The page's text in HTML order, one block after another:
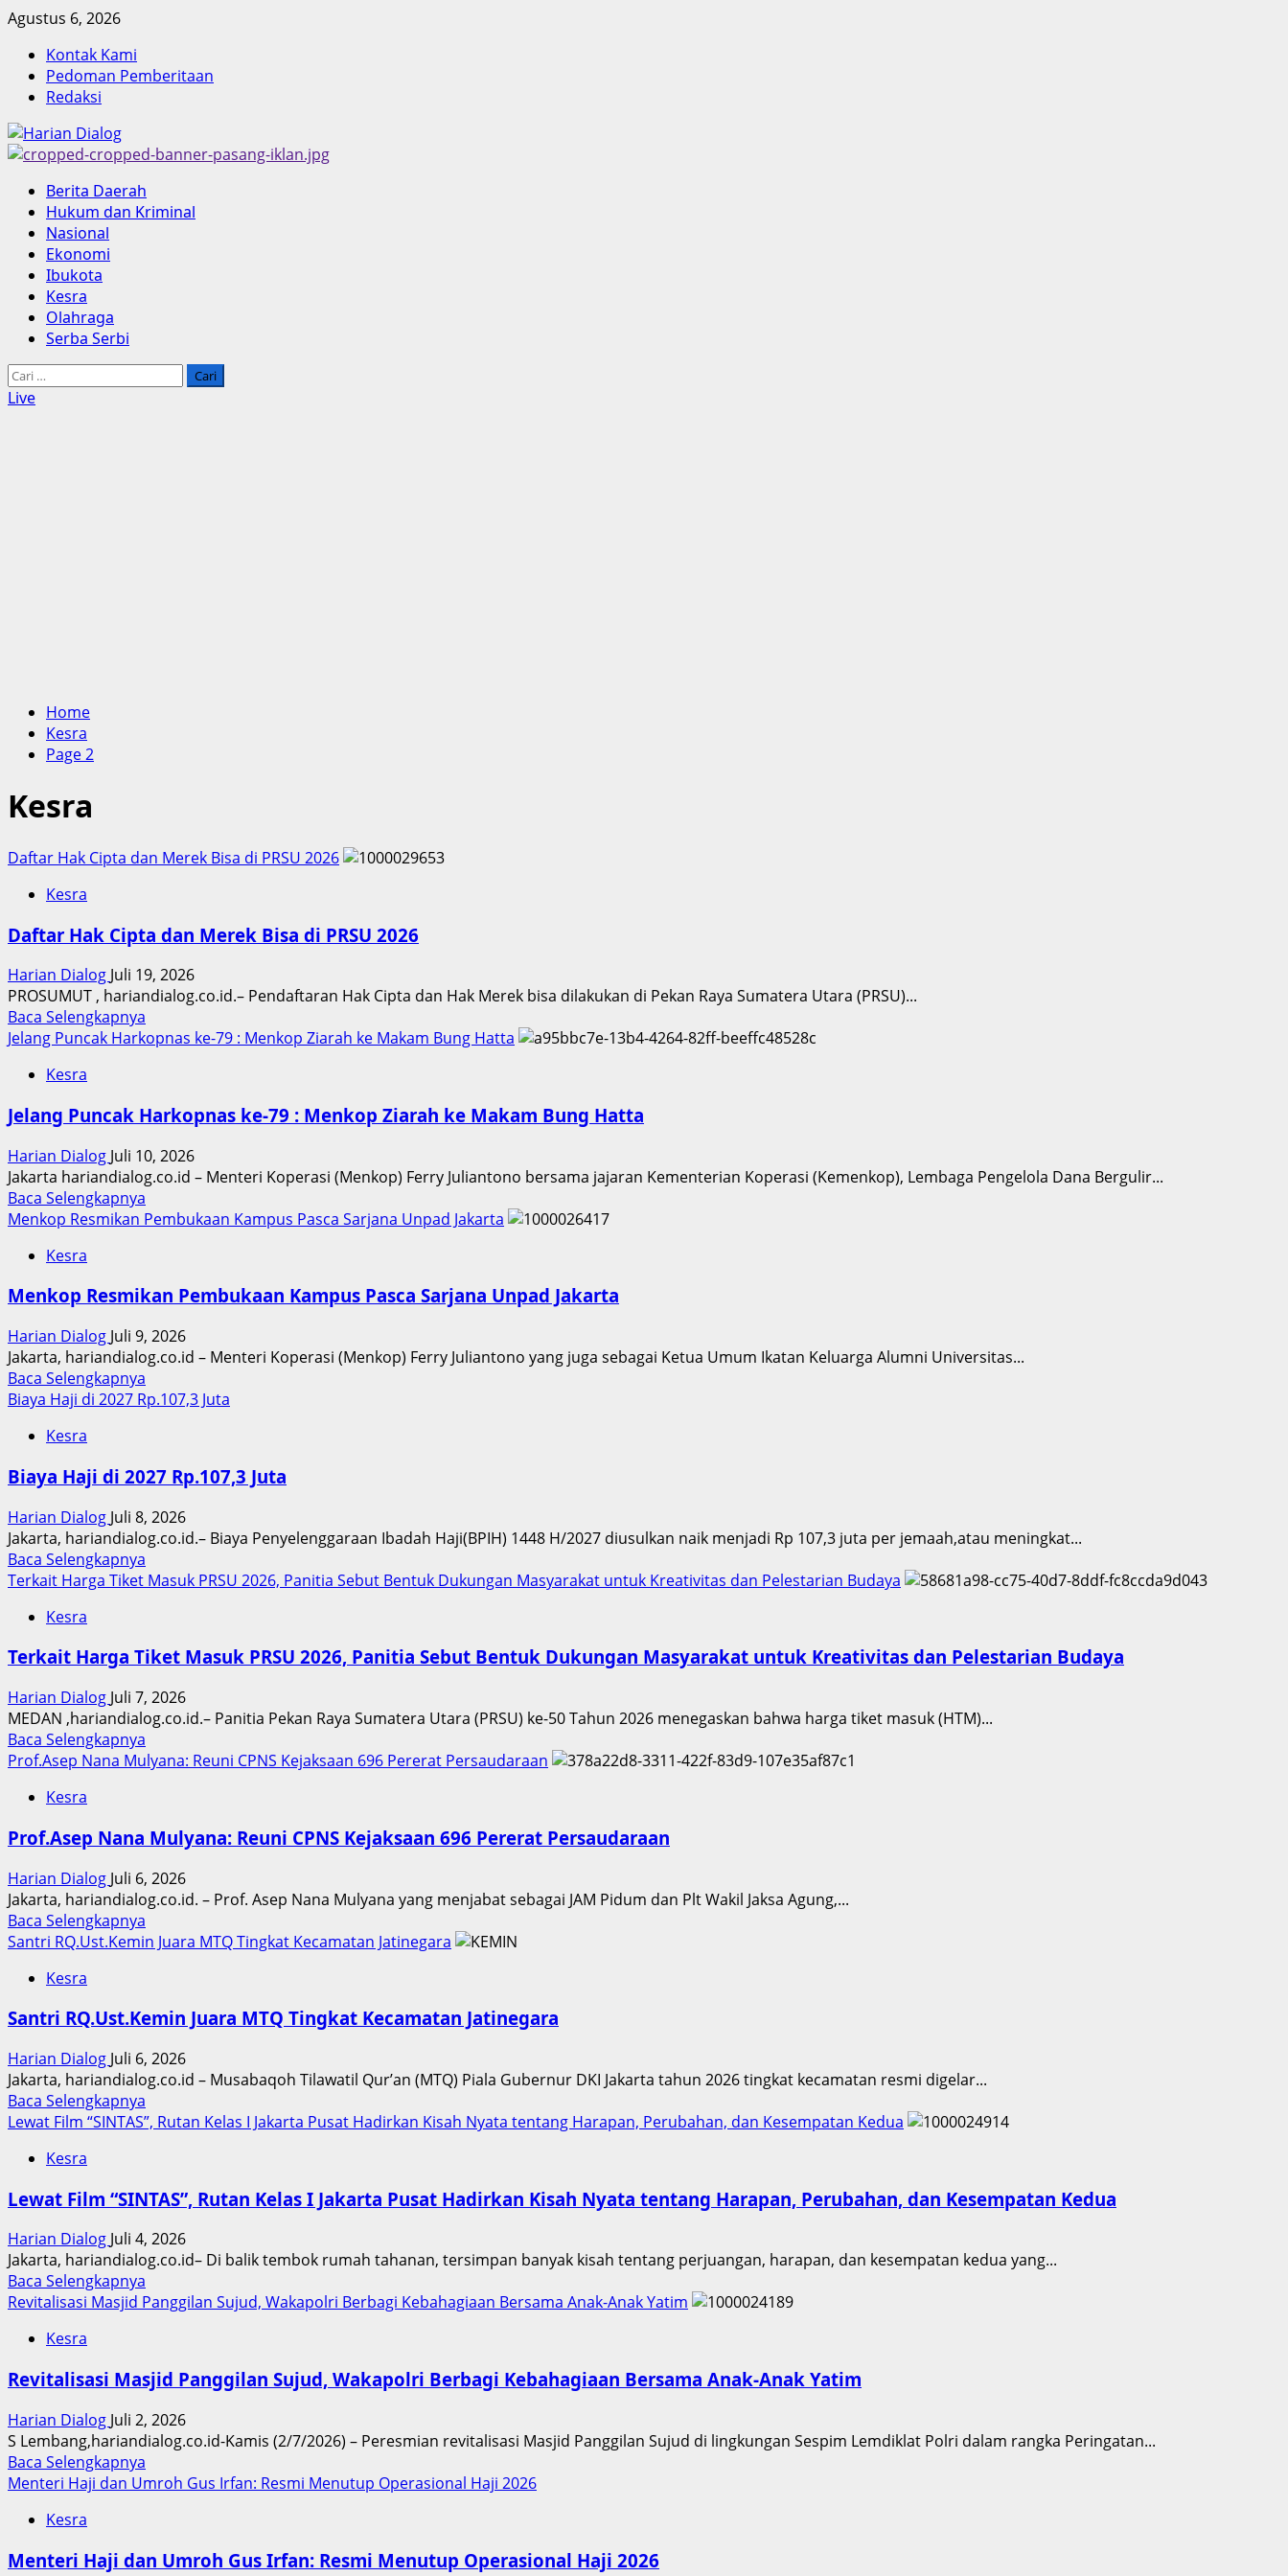
Skip
content
Agustus 6, 2026
Kontak Kami
Pedoman Pemberitaan
Redaksi
Primary
Menu
Berita Daerah
Hukum dan Kriminal
Nasional
Ekonomi
Ibukota
Kesra
Olahraga
Serba Serbi
Cari
untuk:
Live
Home
Kesra
Page 2
Kesra
Daftar Hak Cipta dan Merek Bisa di PRSU 2026
Kesra
Daftar Hak Cipta dan Merek Bisa di PRSU 2026
Harian Dialog Juli 19, 2026
PROSUMUT , hariandialog.co.id.– Pendaftaran Hak Cipta dan Hak Merek bisa dilakukan di Pekan Raya Sumatera Utara (PRSU)...
Baca Selengkapnya
more
Cipta
Merek
Bisa
di
PRSU
Jelang Puncak Harkopnas ke-79 : Menkop Ziarah ke Makam Bung Hatta
Kesra
Jelang Puncak Harkopnas ke-79 : Menkop Ziarah ke Makam Bung Hatta
Harian Dialog Juli 10, 2026
Jakarta hariandialog.co.id – Menteri Koperasi (Menkop) Ferry Juliantono bersama jajaran Kementerian Koperasi (Kemenkop), Lembaga Pengelola Dana Bergulir...
Baca Selengkapnya
more
Harkopnas
79
:
Menkop
Ziarah
Bung
Hatta
Menkop Resmikan Pembukaan Kampus Pasca Sarjana Unpad Jakarta
Kesra
Menkop Resmikan Pembukaan Kampus Pasca Sarjana Unpad Jakarta
Harian Dialog Juli 9, 2026
Jakarta, hariandialog.co.id – Menteri Koperasi (Menkop) Ferry Juliantono yang juga sebagai Ketua Umum Ikatan Keluarga Alumni Universitas...
Baca Selengkapnya
more
Pembukaan
Pasca
Sarjana
Unpad
Jakarta
Biaya Haji di 2027 Rp.107,3 Juta
Kesra
Biaya Haji di 2027 Rp.107,3 Juta
Harian Dialog Juli 8, 2026
Jakarta, hariandialog.co.id.– Biaya Penyelenggaraan Ibadah Haji(BPIH) 1448 H/2027 diusulkan naik menjadi Rp 107,3 juta per jemaah,atau meningkat...
Baca Selengkapnya
more
di
Rp.107,3
Juta
Terkait Harga Tiket Masuk PRSU 2026, Panitia Sebut Bentuk Dukungan Masyarakat untuk Kreativitas dan Pelestarian Budaya
Kesra
Terkait Harga Tiket Masuk PRSU 2026, Panitia Sebut Bentuk Dukungan Masyarakat untuk Kreativitas dan Pelestarian Budaya
Harian Dialog Juli 7, 2026
MEDAN ,hariandialog.co.id.– Panitia Pekan Raya Sumatera Utara (PRSU) ke-50 Tahun 2026 menegaskan bahwa harga tiket masuk (HTM)...
Baca Selengkapnya
more
Tiket
PRSU
2026,
Panitia
Sebut
Masyarakat
untuk
Kreativitas
dan
Budaya
Prof.Asep Nana Mulyana: Reuni CPNS Kejaksaan 696 Pererat Persaudaraan
Kesra
Prof.Asep Nana Mulyana: Reuni CPNS Kejaksaan 696 Pererat Persaudaraan
Harian Dialog Juli 6, 2026
Jakarta, hariandialog.co.id. – Prof. Asep Nana Mulyana yang menjabat sebagai JAM Pidum dan Plt Wakil Jaksa Agung,...
Baca Selengkapnya
more
Mulyana:
CPNS
Kejaksaan
696
Pererat
Santri RQ.Ust.Kemin Juara MTQ Tingkat Kecamatan Jatinegara
Kesra
Santri RQ.Ust.Kemin Juara MTQ Tingkat Kecamatan Jatinegara
Harian Dialog Juli 6, 2026
Jakarta, hariandialog.co.id – Musabaqoh Tilawatil Qur’an (MTQ) Piala Gubernur DKI Jakarta tahun 2026 tingkat kecamatan resmi digelar...
Baca Selengkapnya
more
Juara
Tingkat
Kecamatan
Jatinegara
Lewat Film “SINTAS”, Rutan Kelas I Jakarta Pusat Hadirkan Kisah Nyata tentang Harapan, Perubahan, dan Kesempatan Kedua
Kesra
Lewat Film “SINTAS”, Rutan Kelas I Jakarta Pusat Hadirkan Kisah Nyata tentang Harapan, Perubahan, dan Kesempatan Kedua
Harian Dialog Juli 4, 2026
Jakarta, hariandialog.co.id– Di balik tembok rumah tahanan, tersimpan banyak kisah tentang perjuangan, harapan, dan kesempatan kedua yang...
Baca Selengkapnya
more
“SINTAS”,
Kelas
I
Jakarta
Pusat
Nyata
Revitalisasi Masjid Panggilan Sujud, Wakapolri Berbagi Kebahagiaan Bersama Anak-Anak Yatim
Kesra
Revitalisasi Masjid Panggilan Sujud, Wakapolri Berbagi Kebahagiaan Bersama Anak-Anak Yatim
Harian Dialog Juli 2, 2026
S Lembang,hariandialog.co.id-Kamis (2/7/2026) – Peresmian revitalisasi Masjid Panggilan Sujud di lingkungan Sespim Lemdiklat Polri dalam rangka Peringatan...
Baca Selengkapnya
more
Panggilan
Menteri Haji dan Umroh Gus Irfan: Resmi Menutup Operasional Haji 2026
Kesra
Menteri Haji dan Umroh Gus Irfan: Resmi Menutup Operasional Haji 2026